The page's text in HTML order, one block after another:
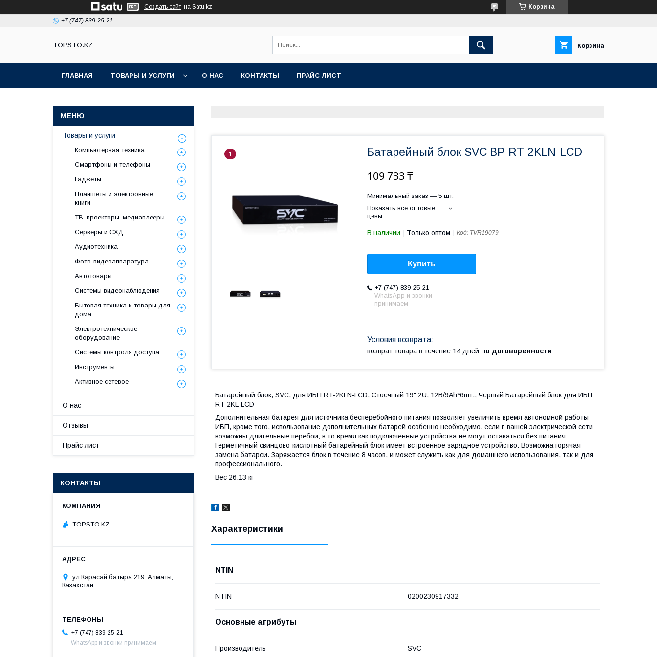
Создать сайт на Satu.kz Корзина
+7 (747) 839-25-21
TOPSTO.KZ Корзина
ГЛАВНАЯ ТОВАРЫ И УСЛУГИ О НАС КОНТАКТЫ ПРАЙС ЛИСТ
1 Батарейный блок SVC BP-RT-2KLN-LCD
109 733 ₸
Минимальный заказ — 5 шт.
Показать все оптовые
цены
В наличии Только оптом Код: TVR19079
Купить
+7 (747) 839-25-21
WhatsApp и звонки
принимаем
возврат товара в течение 14 дней по договоренности
Батарейный блок, SVC, для ИБП RT-2KLN-LCD, Стоечный 19" 2U, 12В/9Ah*6шт., Чёрный Батарейный блок для ИБП
RT-2KL-LCD
Дополнительная батарея для источника бесперебойного питания позволяет увеличить время автономной работы
ИБП, кроме того, использование дополнительных батарей особенно необходимо, если в вашей электрической сети
возможны длительные перебои, в то время как подключенные устройства не могут оставаться без питания.
Герметичный свинцово-кислотный батарейный блок имеет встроенное зарядное устройство. Возможна горячая
замена батареи. Заряжается блок в течение 8 часов, и может служить как для домашнего использования, так и для
профессионального.
Вес 26.13 кг
Характеристики
NTIN
NTIN 0200230917332
Основные атрибуты
Производитель SVC
Товары и услуги
Компьютерная техника
Смартфоны и телефоны
Гаджеты
Планшеты и электронные
книги
ТВ, проекторы, медиаплееры
Серверы и СХД
Аудиотехника
Фото-видеоаппаратура
Автотовары
Системы видеонаблюдения
Бытовая техника и товары для
дома
Электротехническое
оборудование
Системы контроля доступа
Инструменты
Активное сетевое
О нас
Отзывы
Прайс лист
КОНТАКТЫ
TOPSTO.KZ
ул.Карасай батыра 219, Алматы,
Казахстан
+7 (747) 839-25-21
WhatsApp и звонки принимаем